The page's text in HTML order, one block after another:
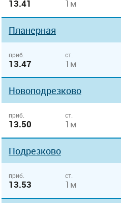
13.41 1м
Планерная
приб.
13.47
ст.
1м
Новоподрезково
приб.
13.50
ст.
1м
Подрезково
приб.
13.53
ст.
1м